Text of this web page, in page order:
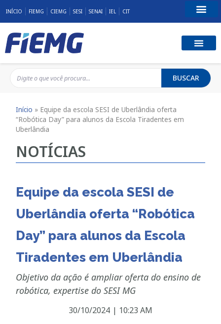
INÍCIO FIEMG CIEMG SESI SENAI IEL CIT
BUSCAR
Início » Equipe da escola SESI de Uberlândia oferta
“Robótica Day” para alunos da Escola Tiradentes em
Uberlândia
NOTÍCIAS
Equipe da escola SESI de
Uberlândia oferta “Robótica
Day” para alunos da Escola
Tiradentes em Uberlândia
Objetivo da ação é ampliar oferta do ensino de
robótica, expertise do SESI MG
30/10/2024 | 10:23 AM